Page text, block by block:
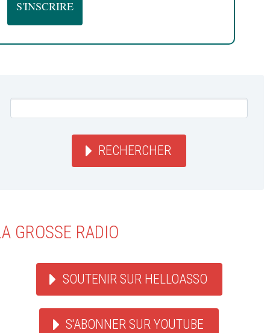
RECHERCHER
GROSSE RADIO
SOUTENIR SUR HELLOASSO
S'ABONNER SUR YOUTUBE